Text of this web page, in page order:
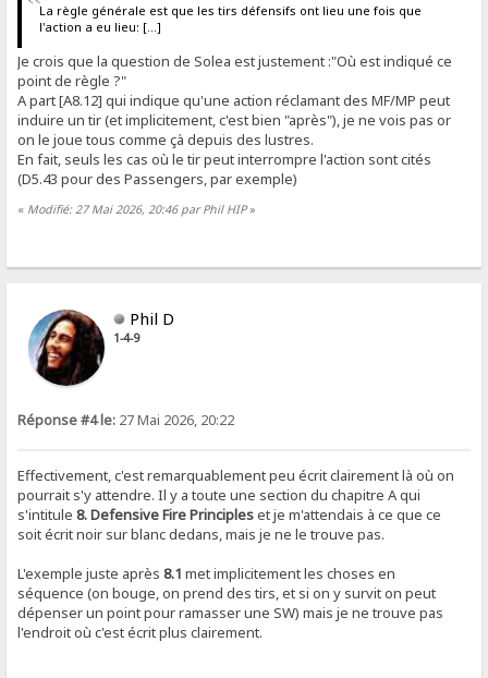
La règle générale est que les tirs défensifs ont lieu une fois que
l'action a eu lieu: [...]
Je crois que la question de Solea est justement :"Où est indiqué ce
point de règle ?"
A part [A8.12] qui indique qu'une action réclamant des MF/MP peut
induire un tir (et implicitement, c'est bien "après"), je ne vois pas or
on le joue tous comme çà depuis des lustres.
En fait, seuls les cas où le tir peut interrompre l'action sont cités
(D5.43 pour des Passengers, par exemple)
« Modifié: 27 Mai 2026, 20:46 par Phil HIP»
Phil D
1-4-9
Réponse #4 le: 27 Mai 2026, 20:22
Effectivement, c'est remarquablement peu écrit clairement là où on
pourrait s'y attendre. Il y a toute une section du chapitre A qui
s'intitule8. Defensive Fire Principleset je m'attendais à ce que ce
soit écrit noir sur blanc dedans, mais je ne le trouve pas.
L'exemple juste après8.1 met implicitement les choses en
séquence (on bouge, on prend des tirs, et si on y survit on peut
dépenser un point pour ramasser une SW) mais je ne trouve pas
l'endroit où c'est écrit plus clairement.